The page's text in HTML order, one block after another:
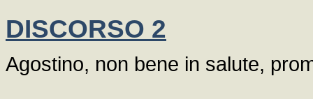
DISCORSO 2
Agostino, non bene in salute,